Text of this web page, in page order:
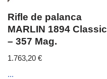
Rifle de palanca
MARLIN 1894 Classic
– 357 Mag.
1.763,20 €
...